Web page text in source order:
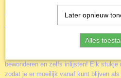
Uiteindelijk moet je zeggen: " Ik heb
deze Kleurrijke Papagaai puzzel! ", en
Wat maakt ENJOY Puzzle zo leuk?
Legpuzzels moeten vanaf het
bewonderen en zelfs inlijsten! Elk
zodat je er moeilijk vanaf kunt blijven als
Later opnieuw
Alles